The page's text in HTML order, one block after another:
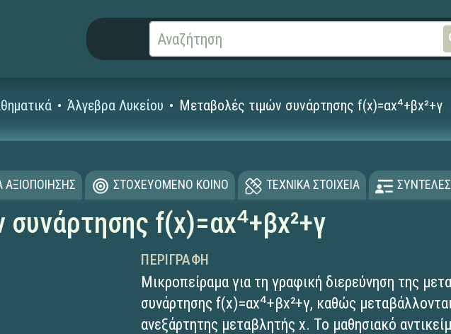
Άλγεβρα Λυκείου Μεταβολές τιμών συνάρτησης f(x)=αx⁴+βx²+γ
ΑΞΙΟΠΟΙΗΣΗΣ ΣΤΟΧΕΥΟΜΕΝΟ ΚΟΙΝΟ ΤΕΧΝΙΚΑ ΣΤΟΙΧΕΙΑ
f(x)=αx⁴+βx²+γ
ΠΕΡΙΓΡΑΦΉ
Μικροπείραμα για τη γραφική διερεύνηση της
συνάρτησης f(x)=αx⁴+βx²+γ, καθώς
ανεξάρτητης μεταβλητής x. Το μαθησιακό